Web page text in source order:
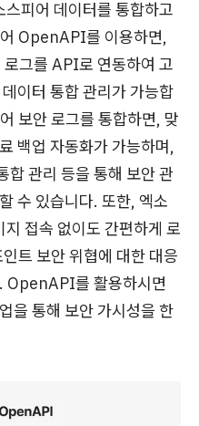
피어 데이터를 통합하고
OpenAPI를 이용하면,
그를 API로 연동하여 고
이터 통합 관리가 가능합
보안 로그를 통합하면, 맞
백업 자동화가 가능하며,
합 관리 등을 통해 보안 관
수 있습니다. 또한, 엑소
접속 없이도 간편하게 로
트 보안 위협에 대한 대응
OpenAPI를 활용하시면
을 통해 보안 가시성을 한